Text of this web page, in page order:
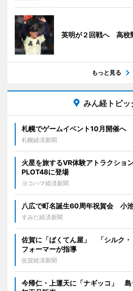
英明が２回戦へ 高校
もっと見る
みん経トピッ
札幌でゲームイベント10月開催へ
札幌経済新聞
火星を旅するVR体験アトラクシ
PLOT48に登場
ヨコハマ経済新聞
八広で町名誕生60周年祝賀会 小
すみだ経済新聞
佐賀に「ばくてん屋」 「シルク・
フォーマーが指導
佐賀経済新聞
今帰仁・上運天に「ナギッコ」 島